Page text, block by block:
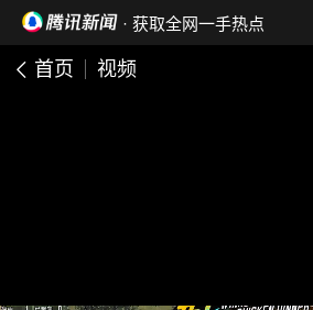
· 获取全网一手热点
首页 视频